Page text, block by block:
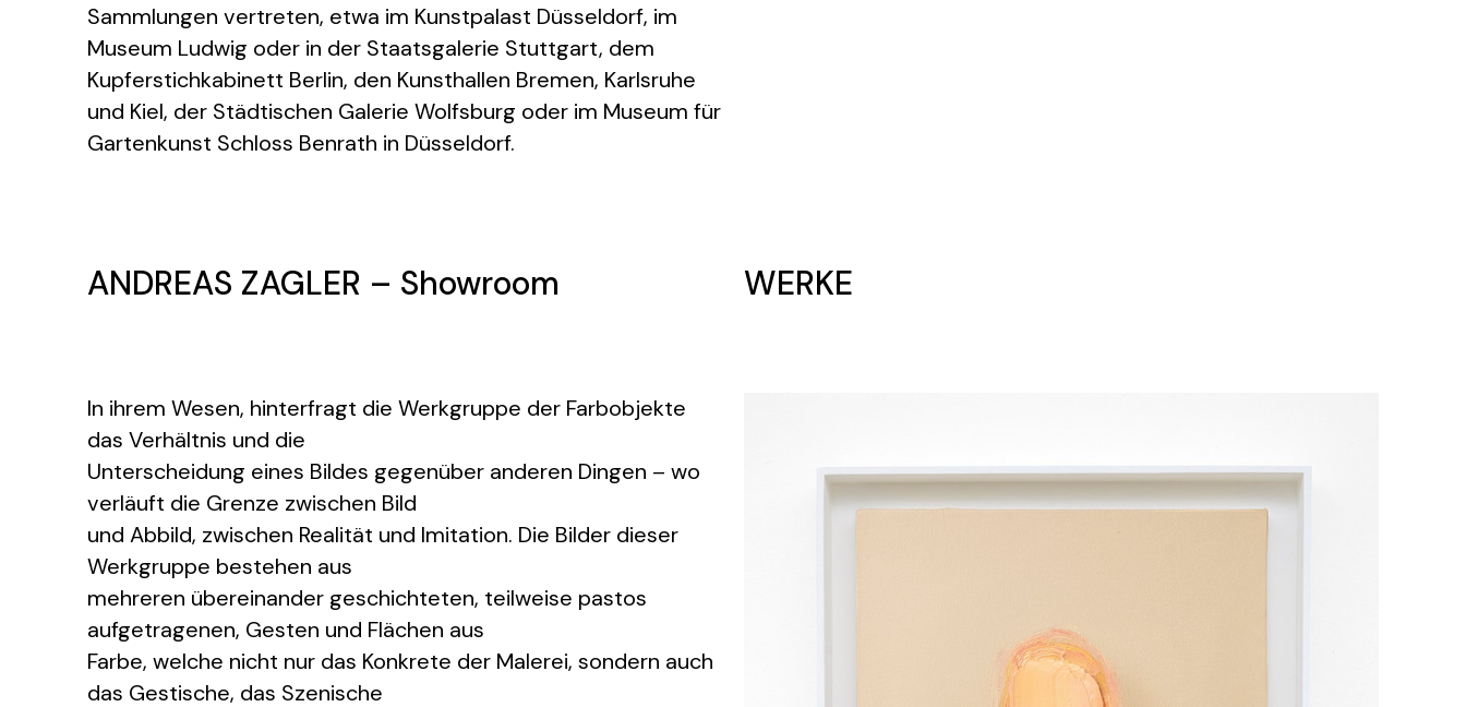
Sammlungen vertreten, etwa im Kunstpalast Düsseldorf, im
Museum Ludwig oder in der Staatsgalerie Stuttgart, dem
Kupferstichkabinett Berlin, den Kunsthallen Bremen, Karlsruhe
und Kiel, der Städtischen Galerie Wolfsburg oder im Museum für
Gartenkunst Schloss Benrath in Düsseldorf.
ANDREAS ZAGLER – Showroom
In ihrem Wesen, hinterfragt die Werkgruppe der Farbobjekte
das Verhältnis und die
Unterscheidung eines Bildes gegenüber anderen Dingen – wo
verläuft die Grenze zwischen Bild
und Abbild, zwischen Realität und Imitation. Die Bilder dieser
Werkgruppe bestehen aus
mehreren übereinander geschichteten, teilweise pastos
aufgetragenen, Gesten und Flächen aus
Farbe, welche nicht nur das Konkrete der Malerei, sondern auch
das Gestische, das Szenische
WERKE